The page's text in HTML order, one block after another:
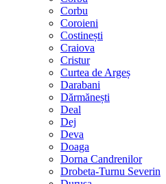
Corbu
Coroieni
Costinești
Craiova
Cristur
Curtea de Argeș
Darabani
Dărmănești
Deal
Dej
Deva
Doaga
Dorna Candrenilor
Drobeta-Turnu Severin